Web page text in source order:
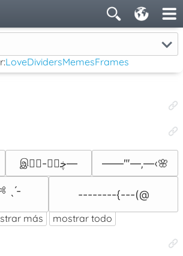
LoveDividersMemesFrames
இڿڰۣ-ڰۣ— ——‴—‚—‹🌸
--------{---(@
más mostrar todo